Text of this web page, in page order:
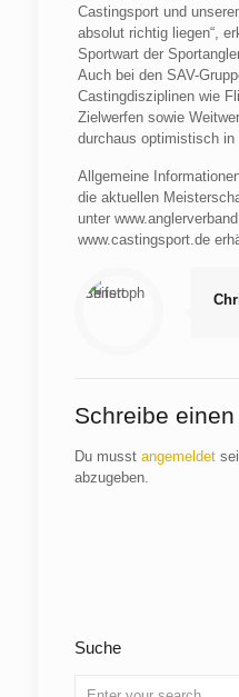
Castingsport und
absolut richtig liegen“,
Sportwart der
Auch bei den SAV-
Castingdisziplinen wie
Zielwerfen sowie
durchaus optimistisch
Allgemeine
die aktuellen
unter
www.castingsport.de
Schreibe
Du musst angemeldet
abzugeben.
Suche